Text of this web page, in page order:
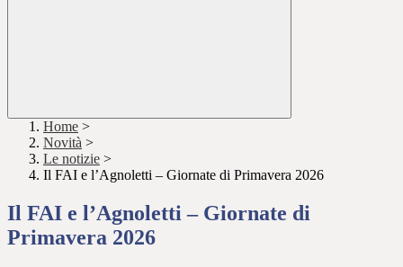
Home >
Novità >
Le notizie >
Il FAI e l’Agnoletti – Giornate di Primavera 2026
Il FAI e l’Agnoletti – Giornate di
Primavera 2026